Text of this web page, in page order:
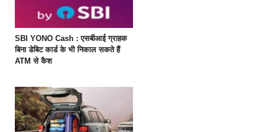
SBI YONO Cash : एसबीआई ग्राहक
बिना डेबिट कार्ड के भी निकाल सकते हैं
ATM से कैश